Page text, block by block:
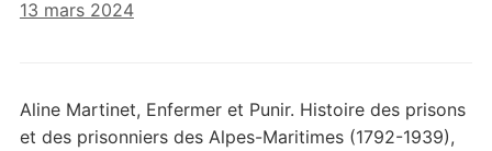
13 mars 2024
Aline Martinet, Enfermer et Punir. Histoire des prisons
et des prisonniers des Alpes-Maritimes (1792-1939),